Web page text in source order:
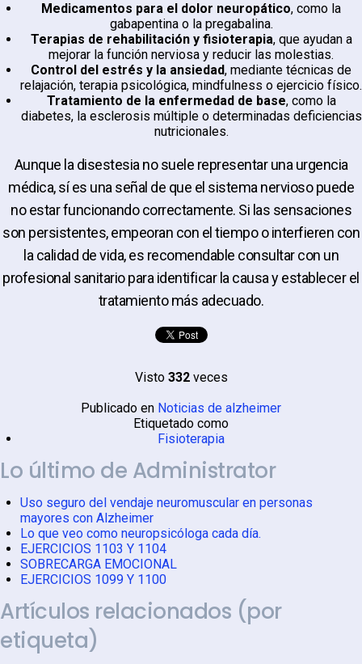
Medicamentos para el dolor neuropático, como la
gabapentina o la pregabalina.
Terapias de rehabilitación y fisioterapia, que ayudan a
mejorar la función nerviosa y reducir las molestias.
Control del estrés y la ansiedad, mediante técnicas de
relajación, terapia psicológica, mindfulness o ejercicio físico.
Tratamiento de la enfermedad de base, como la
diabetes, la esclerosis múltiple o determinadas deficiencias
nutricionales.
Aunque la disestesia no suele representar una urgencia
médica, sí es una señal de que el sistema nervioso puede
no estar funcionando correctamente. Si las sensaciones
son persistentes, empeoran con el tiempo o interfieren con
la calidad de vida, es recomendable consultar con un
profesional sanitario para identificar la causa y establecer el
tratamiento más adecuado.
Visto 332veces
Publicado en Noticias de alzheimer
Etiquetado como
Fisioterapia
Lo último de Administrator
Uso seguro del vendaje neuromuscular en personas
mayores con Alzheimer
Lo que veo como neuropsicóloga cada día.
EJERCICIOS 1103 Y 1104
SOBRECARGA EMOCIONAL
EJERCICIOS 1099 Y 1100
Artículos relacionados (por
etiqueta)